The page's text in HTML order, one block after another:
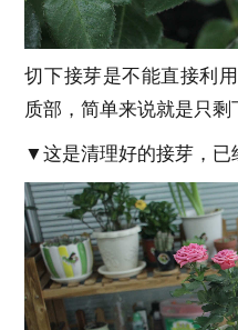
切下接芽是不能直接利
质部，简单来说就是只剩
▼这是清理好的接芽，已